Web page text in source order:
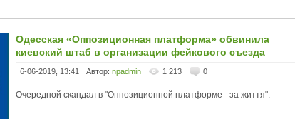
Одесская «Оппозиционная платформа» обвинила
киевский штаб в организации фейкового съезда
6-06-2019, 13:41 Автор: npadmin 1 213 0
Очередной скандал в "Оппозиционной платформе - за життя".